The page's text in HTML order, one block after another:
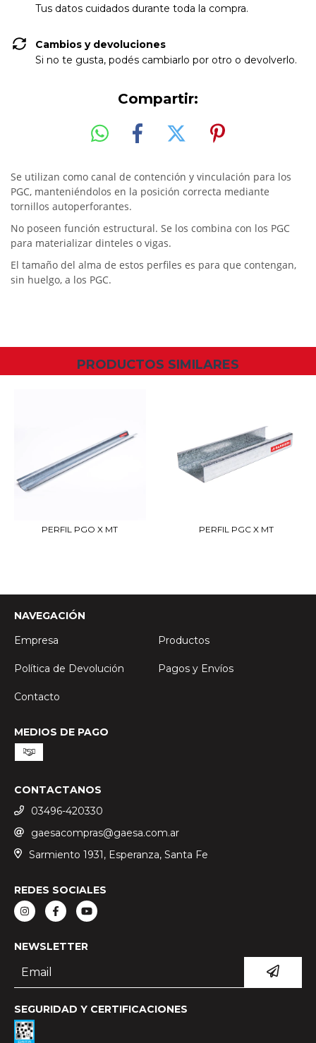
Tus datos cuidados durante toda la compra.
Cambios y devoluciones
Si no te gusta, podés cambiarlo por otro o devolverlo.
Compartir:
Se utilizan como canal de contención y vinculación para los
PGC, manteniéndolos en la posición correcta mediante
tornillos autoperforantes.
No poseen función estructural. Se los combina con los PGC
para materializar dinteles o vigas.
El tamaño del alma de estos perfiles es para que contengan,
sin huelgo, a los PGC.
PRODUCTOS SIMILARES
PERFIL PGO X MT PERFIL PGC X MT
NAVEGACIÓN
Empresa
Productos
Política de Devolución Pagos y Envíos
Contacto
MEDIOS DE PAGO
CONTACTANOS
03496-420330
gaesacompras@gaesa.com.ar
Sarmiento 1931, Esperanza, Santa Fe
REDES SOCIALES
NEWSLETTER
SEGURIDAD Y CERTIFICACIONES